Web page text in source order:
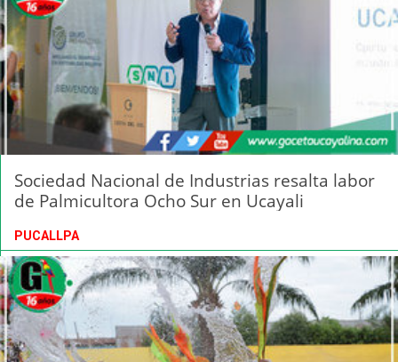
Sociedad Nacional de Industrias resalta labor
de Palmicultora Ocho Sur en Ucayali
PUCALLPA